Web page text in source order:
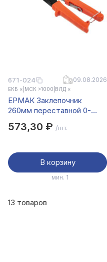
671-024 09.08.2026
ЕКБ × МСК >1000 ВЛД ×
ЕРМАК Заклепочник
260мм переставной 0-
573,30 ₽ /шт.
В корзину
мин. 1
13 товаров